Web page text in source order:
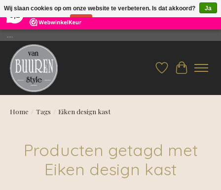
26 Reviews ×
....
Verlanglijst
Home / Tags / Eiken design kast
Producten getagd met
Eiken design kast
Wij slaan cookies op om onze website te verbeteren. Is dat akkoord?
Ja
Nee